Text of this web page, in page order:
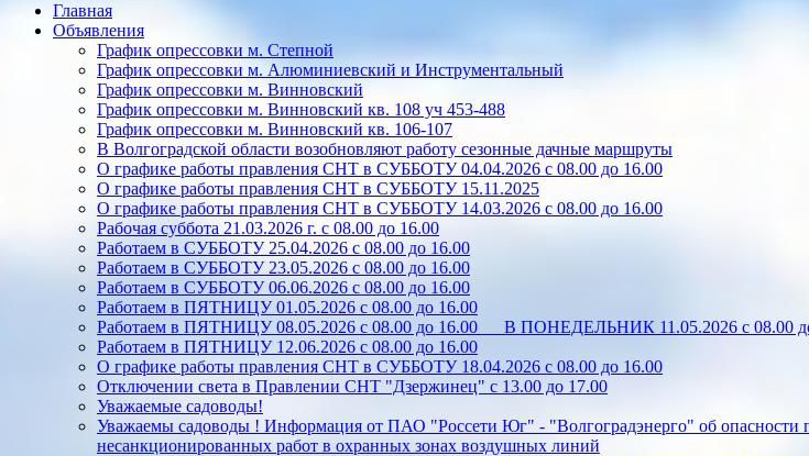
Главная
Объявления
График опрессовки м. Степной
График опрессовки м. Алюминиевский и Инструментальный
График опрессовки м. Винновский
График опрессовки м. Винновский кв. 108 уч 453-488
График опрессовки м. Винновский кв. 106-107
В Волгоградской области возобновляют работу сезонные дачные маршруты
О графике работы правления СНТ в СУББОТУ 04.04.2026 с 08.00 до 16.00
О графике работы правления СНТ в СУББОТУ 15.11.2025
О графике работы правления СНТ в СУББОТУ 14.03.2026 с 08.00 до 16.00
Рабочая суббота 21.03.2026 г. с 08.00 до 16.00
Работаем в СУББОТУ 25.04.2026 с 08.00 до 16.00
Работаем в СУББОТУ 23.05.2026 с 08.00 до 16.00
Работаем в СУББОТУ 06.06.2026 с 08.00 до 16.00
Работаем в ПЯТНИЦУ 01.05.2026 с 08.00 до 16.00
Работаем в ПЯТНИЦУ 08.05.2026 с 08.00 до 16.00 В ПОНЕДЕЛЬНИК 11.05.2026 с 08.00
Работаем в ПЯТНИЦУ 12.06.2026 с 08.00 до 16.00
О графике работы правления СНТ в СУББОТУ 18.04.2026 с 08.00 до 16.00
Отключении света в Правлении СНТ "Дзержинец" с 13.00 до 17.00
Уважаемые садоводы!
Уважаемы садоводы ! Информация от ПАО "Россети Юг" - "Волгоградэнерго" об опасности
несанкционированных работ в охранных зонах воздушных линий